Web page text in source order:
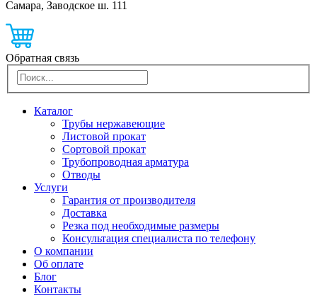
Самара, Заводское ш. 111
Обратная связь
Каталог
Трубы нержавеющие
Листовой прокат
Сортовой прокат
Трубопроводная арматура
Отводы
Услуги
Гарантия от производителя
Доставка
Резка под необходимые размеры
Консультация специалиста по телефону
О компании
Об оплате
Блог
Контакты